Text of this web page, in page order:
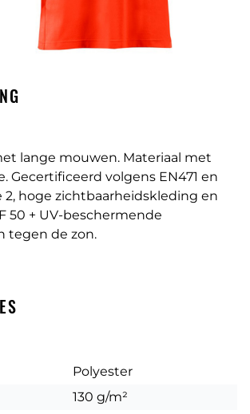
lange mouwen. Materiaal met
Gecertificeerd volgens EN471 en
2, hoge zichtbaarheidskleding en
50 + UV-beschermende
tegen de zon.
Polyester
130 g/m²